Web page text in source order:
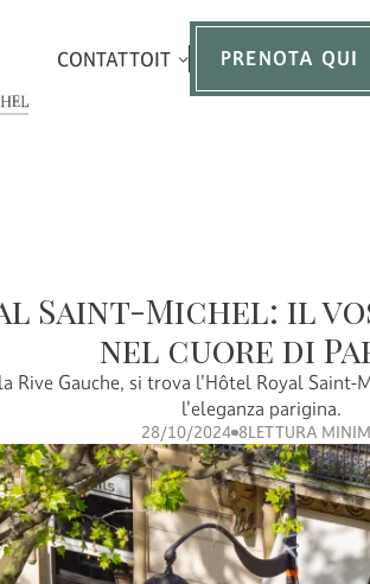
CONTATTOIT PRENOTA QUI
Saint-Michel: il
nel cuore di
Rive Gauche, si trova l'Hôtel Royal
l'eleganza parigina.
28/10/2024 8LETTURA